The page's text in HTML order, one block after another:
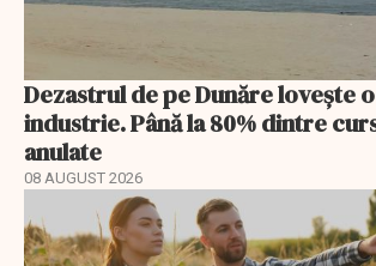
Dezastrul de pe Dunăre lovește
industrie. Până la 80% dintre
anulate
08 AUGUST 2026